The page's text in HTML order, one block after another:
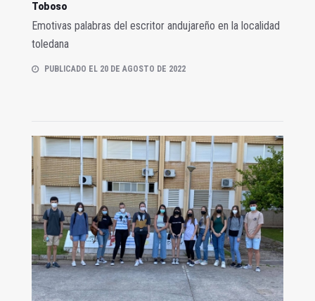
Toboso
Emotivas palabras del escritor andujareño en la localidad
toledana
PUBLICADO EL 20 DE AGOSTO DE 2022